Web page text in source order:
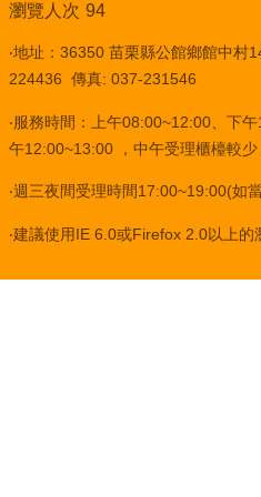
瀏覽人次 94
‧地址：36350 苗栗縣公館鄉館中
224436 傳真: 037-231546
‧服務時間：上午08:00~12:00、下
午12:00~13:00 ，中午受理櫃檯較少
‧週三夜間受理時間17:00~19:00(如
‧建議使用IE 6.0或Firefox 2.0以上